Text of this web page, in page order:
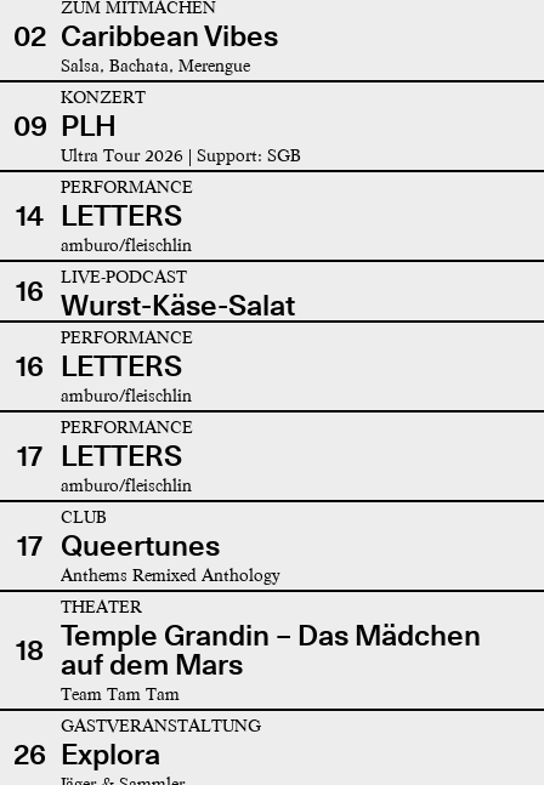
02
ZUM MITMACHEN
Caribbean Vibes
Salsa, Bachata, Merengue
09
KONZERT
PLH
Ultra Tour 2026 | Support: SGB
14
PERFORMANCE
LETTERS
amburo/fleischlin
16 LIVE-PODCAST
Wurst-Käse-Salat
16
PERFORMANCE
LETTERS
amburo/fleischlin
17
PERFORMANCE
LETTERS
amburo/fleischlin
17
CLUB
Queertunes
Anthems Remixed Anthology
18
THEATER
Temple Grandin – Das Mädchen
auf dem Mars
Team Tam Tam
26
GASTVERANSTALTUNG
Explora